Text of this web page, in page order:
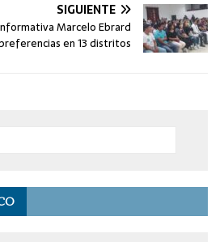
SIGUIENTE
Marcelo Ebrard
en 13 distritos